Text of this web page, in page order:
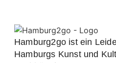
Hamburg2go ist ein
Hamburgs Kunst und